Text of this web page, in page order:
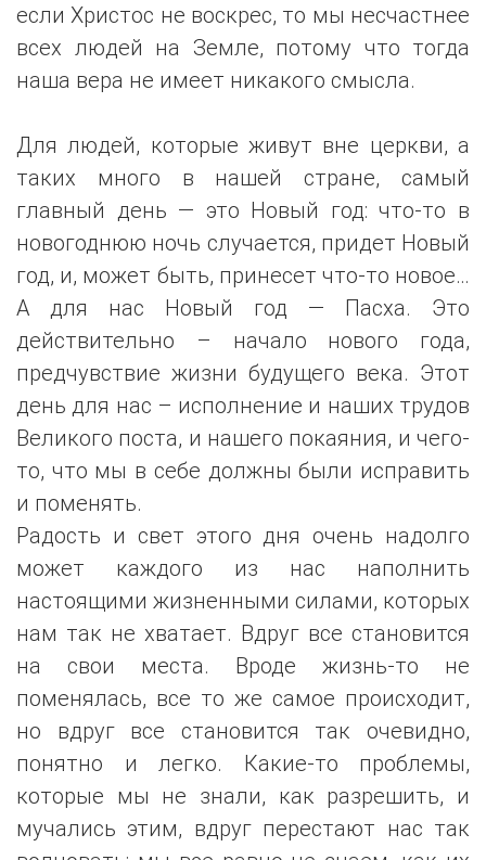
если Христос не воскрес, то мы несчастнее
всех людей на Земле, потому что тогда
наша вера не имеет никакого смысла.
Для людей, которые живут вне церкви, а
таких много в нашей стране, самый
главный день — это Новый год: что-то в
новогоднюю ночь случается, придет Новый
год, и, может быть, принесет что-то новое…
А для нас Новый год — Пасха. Это
действительно – начало нового года,
предчувствие жизни будущего века. Этот
день для нас – исполнение и наших трудов
Великого поста, и нашего покаяния, и чего-
то, что мы в себе должны были исправить
и поменять.
Радость и свет этого дня очень надолго
может каждого из нас наполнить
настоящими жизненными силами, которых
нам так не хватает. Вдруг все становится
на свои места. Вроде жизнь-то не
поменялась, все то же самое происходит,
но вдруг все становится так очевидно,
понятно и легко. Какие-то проблемы,
которые мы не знали, как разрешить, и
мучались этим, вдруг перестают нас так